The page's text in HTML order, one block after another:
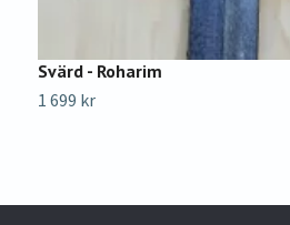
Svärd - Roharim
1 699 kr